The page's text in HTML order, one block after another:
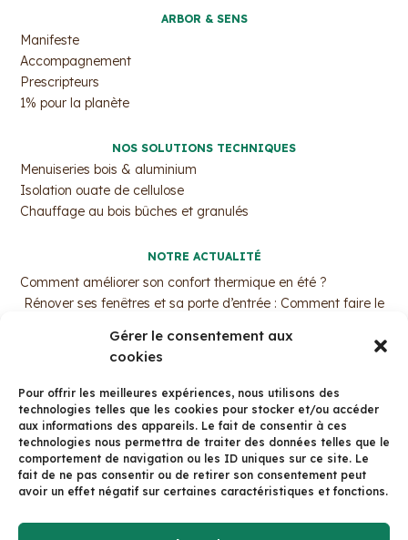
Gérer le consentement aux
cookies
Pour offrir les meilleures expériences, nous utilisons des
technologies telles que les cookies pour stocker et/ou accéder
aux informations des appareils. Le fait de consentir à ces
technologies nous permettra de traiter des données telles que le
comportement de navigation ou les ID uniques sur ce site. Le
fait de ne pas consentir ou de retirer son consentement peut
avoir un effet négatif sur certaines caractéristiques et fonctions.
ARBOR & SENS
Manifeste
Accompagnement
Prescripteurs
1% pour la planète
NOS SOLUTIONS TECHNIQUES
Menuiseries bois & aluminium
Isolation ouate de cellulose
Chauffage au bois bûches et granulés
NOTRE ACTUALITÉ
Comment améliorer son confort thermique en été ?
Rénover ses fenêtres et sa porte d’entrée : Comment faire le
MaPrimeRénov’ : Pourquoi c’est le moment d’agir ?
Trouvez votre professionnel de l’isolation par ouate de
cellulose !
La fenêtre bois aluminium avec Arbor&Sens
CONTACT
125 Av. du Dr Valois, 38500 Voiron
Tél: 04 58 15 01 01